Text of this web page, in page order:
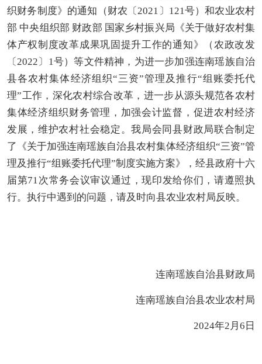
织财务制度》的通知（财农〔2021〕121号）和农业农村
部 中央组织部 财政部 国家乡村振兴局《关于做好农村集
体产权制度改革成果巩固提升工作的通知》（农政改发
〔2022〕1号）等文件精神，为进一步加强连南瑶族自治
县各农村集体经济组织“三资”管理及推行“组账委托代
理”工作，深化农村综合改革，进一步从源头规范各农村
集体经济组织财务管理，加强会计监督，促进农村经济
发展，维护农村社会稳定。我局会同县财政局联合制定
了《关于加强连南瑶族自治县农村集体经济组织“三资”管
理及推行“组账委托代理”制度实施方案》，经县政府十六
届第71次常务会议审议通过，现印发给你们，请遵照执
行。执行中遇到的问题，请及时向县农业农村局反映。
连南瑶族自治县财政局
连南瑶族自治县农业农村局
2024年2 月 6日